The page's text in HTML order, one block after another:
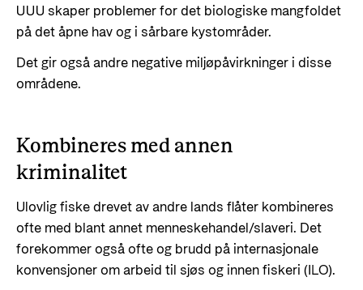
UUU skaper problemer for det biologiske mangfoldet
på det åpne hav og i sårbare kystområder.
Det gir også andre negative miljøpåvirkninger i disse
områdene.
Kombineres med annen
kriminalitet
Ulovlig fiske drevet av andre lands flåter kombineres
ofte med blant annet menneskehandel/slaveri. Det
forekommer også ofte og brudd på internasjonale
konvensjoner om arbeid til sjøs og innen fiskeri (ILO).